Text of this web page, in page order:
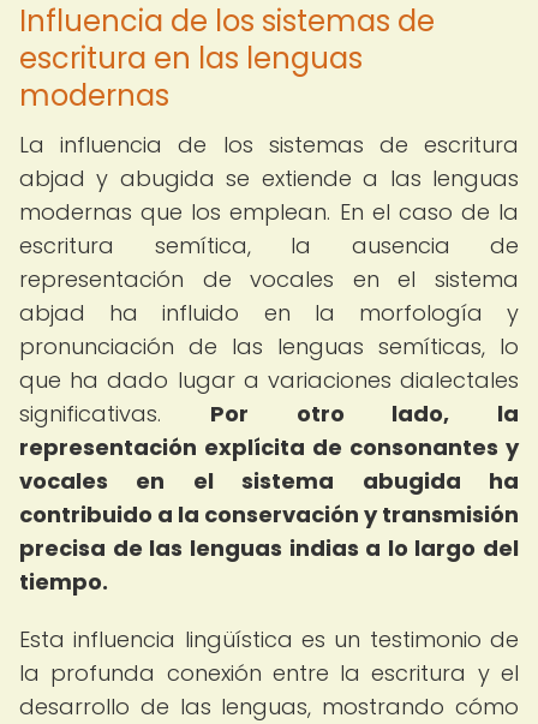
Influencia de los sistemas de
escritura en las lenguas
modernas
La influencia de los sistemas de escritura
abjad y abugida se extiende a las lenguas
modernas que los emplean. En el caso de la
escritura semítica, la ausencia de
representación de vocales en el sistema
abjad ha influido en la morfología y
pronunciación de las lenguas semíticas, lo
que ha dado lugar a variaciones dialectales
significativas. Por otro lado, la
representación explícita de consonantes y
vocales en el sistema abugida ha
contribuido a la conservación y transmisión
precisa de las lenguas indias a lo largo del
tiempo.
Esta influencia lingüística es un testimonio de
la profunda conexión entre la escritura y el
desarrollo de las lenguas, mostrando cómo